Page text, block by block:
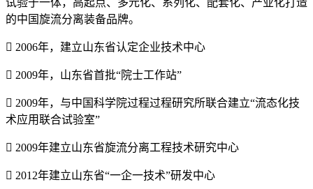
试验于一体，高起点、多元化、系列化、配套化、产业化打造
的中国旋流分离装备品牌。
 2006年，建立山东省认定企业技术中心
 2009年，山东省首批“院士工作站”
 2009年，与中国科学院过程过程研究所联合建立“流态化技
术应用联合试验室”
 2009年建立山东省旋流分离工程技术研究中心
 2012年建立山东省“一企一技术”研发中心